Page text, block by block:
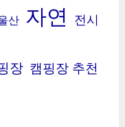
산 자연 전시
장 캠핑장 추천